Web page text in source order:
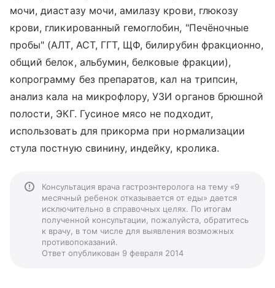
мочи, диастазу мочи, амилазу крови, глюкозу
крови, гликированный гемоглобин, "Печёночные
пробы" (АЛТ, АСТ, ГГТ, ЩФ, билирубин фракционно,
общий белок, альбумин, белковые фракции),
копрограмму без препаратов, кал на трипсин,
анализ кала на микрофлору, УЗИ органов брюшной
полости, ЭКГ. Гусиное мясо не подходит,
использовать для прикорма при нормализации
стула постную свинину, индейку, кролика.
Консультация врача гастроэнтеролога на тему «9
месячный ребенок отказывается от еды» дается
исключительно в справочных целях. По итогам
полученной консультации, пожалуйста, обратитесь
к врачу, в том числе для выявления возможных
противопоказаний.
Ответ опубликован 9 февраля 2014